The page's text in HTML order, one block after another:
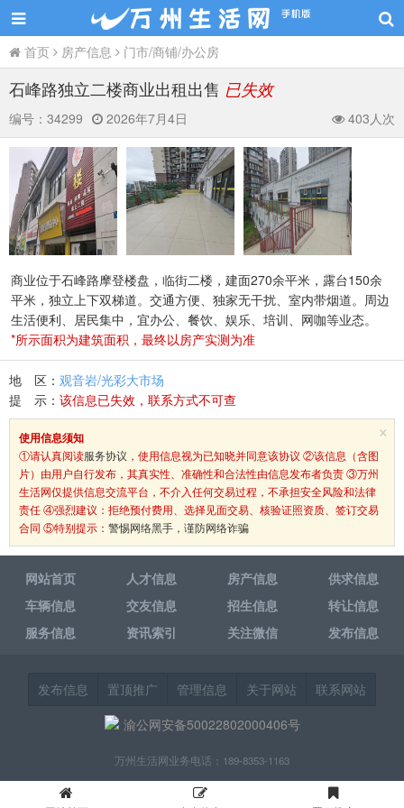
首页 房产信息 门市/商铺/办公房
石峰路独立二楼商业出租出售 已失效
编号： 34299 2026年7月4日 403人次
商业位于石峰路摩登楼盘，临街二楼，建面270余平米，露台150余
平米，独立上下双梯道。交通方便、独家无干扰、室内带烟道。周边
生活便利、居民集中，宜办公、餐饮、娱乐、培训、网咖等业态。
*所示面积为建筑面积，最终以房产实测为准
地 区： 观音岩/光彩大市场
提 示： 该信息已失效，联系方式不可查
×
使用信息须知
①请认真阅读服务协议 ，使用信息视为已知晓并同意该协议 ②该信息（含图
片）由用户自行发布，其真实性、准确性和合法性由信息发布者负责 ③万州
生活网仅提供信息交流平台，不介入任何交易过程，不承担安全风险和法律
责任 ④强烈建议：拒绝预付费用、选择见面交易、核验证照资质、签订交易
合同 ⑤特别提示： 警惕网络黑手，谨防网络诈骗
网站首页 人才信息 房产信息
供求信息
车辆信息
交友信息 招生信息
转让信息
服务信息
资讯索引 关注微信 发布信息
发布信息 置顶推广 管理信息 关于网站
联系网站
渝公网安备50022802000406号
万州生活网业务电话：189-8353-1163